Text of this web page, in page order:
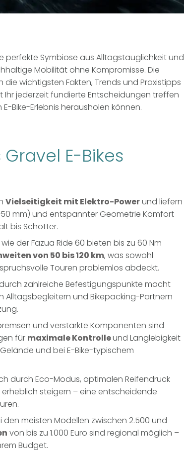
perfekte Symbiose aus Alltagstauglichkeit und
Mobilität ohne Kompromisse. Die
die wichtigsten Fakten, Trends und Praxistipps
Ihr jederzeit fundierte Entscheidungen treffen
Bike-Erlebnis herausholen können.
E-Bikes
Vielseitigkeit mit Elektro-Powerund liefern
mm) und entspannter Geometrie Komfort
bis Schotter.
der Fazua Ride 60 bieten bis zu 60 Nm
von 50 bis 120 km, was sowohl
Touren problemlos abdeckt.
zahlreiche Befestigungspunkte macht
Alltagsbegleitern und Bikepacking-Partnern
und verstärkte Komponenten sind
für maximale Kontrolleund Langlebigkeit
und bei E-Bike-typischem
durch Eco-Modus, optimalen Reifendruck
steigern – eine entscheidende
den meisten Modellen zwischen 2.500 und
von bis zu 1.000 Euro sind regional möglich –
Budget.